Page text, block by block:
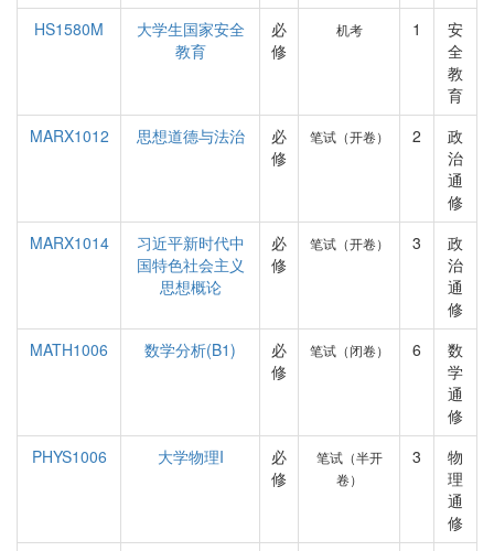
HS1580M
大学生国家安全
教育
必
修
机考 1
安
全
教
育
MARX1012
思想道德与法治
必
修
笔试（开卷） 2
政
治
通
修
MARX1014
习近平新时代中
国特色社会主义
思想概论
必
修
笔试（开卷） 3
政
治
通
修
MATH1006
数学分析(B1)
必
修
笔试（闭卷） 6
数
学
通
修
PHYS1006
大学物理I
必
修
笔试（半开
卷）
3
物
理
通
修